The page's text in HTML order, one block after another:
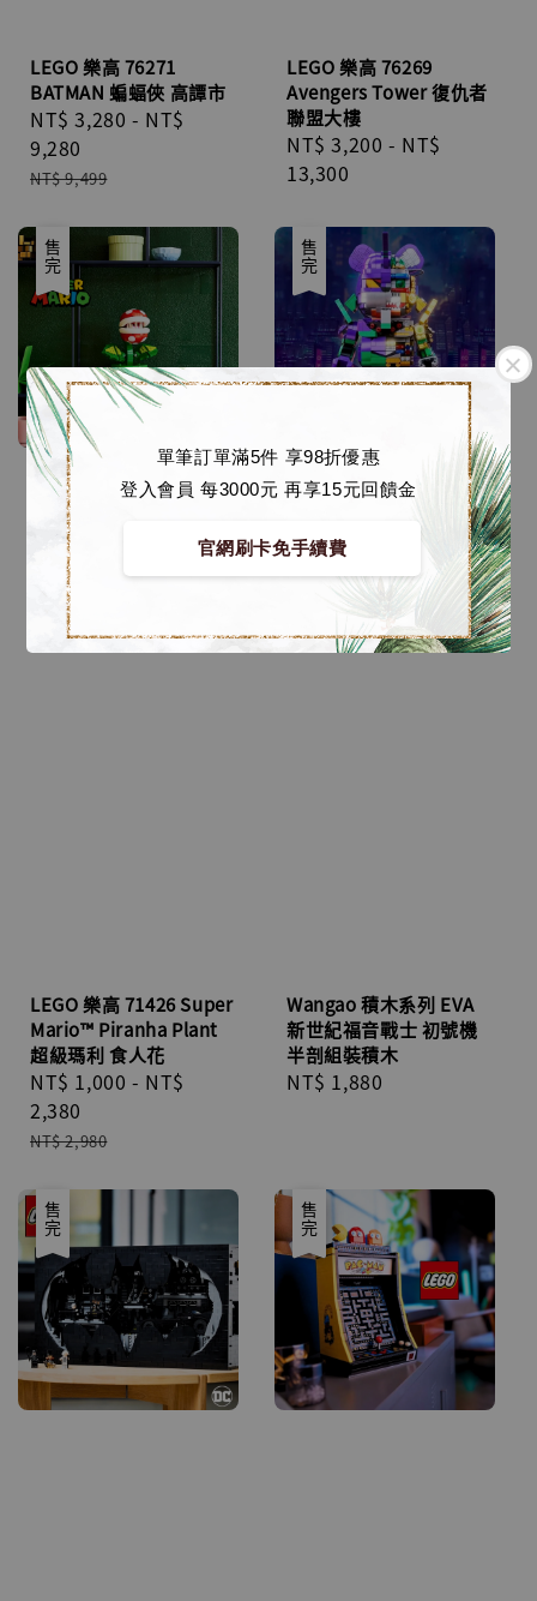
單筆訂單滿5件 享98折優惠
登入會員 每3000元 再享15元回饋金
官網刷卡免手續費
LEGO 樂高 76271
BATMAN 蝙蝠俠 高譚市
Sale
price
NT$ 3,280 - NT$
9,280
Regular
NT$ 9,499
LEGO 樂高 76269
Avengers Tower 復仇者
聯盟大樓
Regular
price
NT$ 3,200 - NT$
13,300
優惠
售完
LEGO 樂高 71426 Super
Mario™ Piranha Plant
超級瑪利 食人花
Sale
price
NT$ 1,000 - NT$
2,380
Regular
NT$ 2,980
售完
Wangao 積木系列 EVA
新世紀福音戰士 初號機
半剖組裝積木
Regular
NT$ 1,880
優惠
售完 優惠
售完